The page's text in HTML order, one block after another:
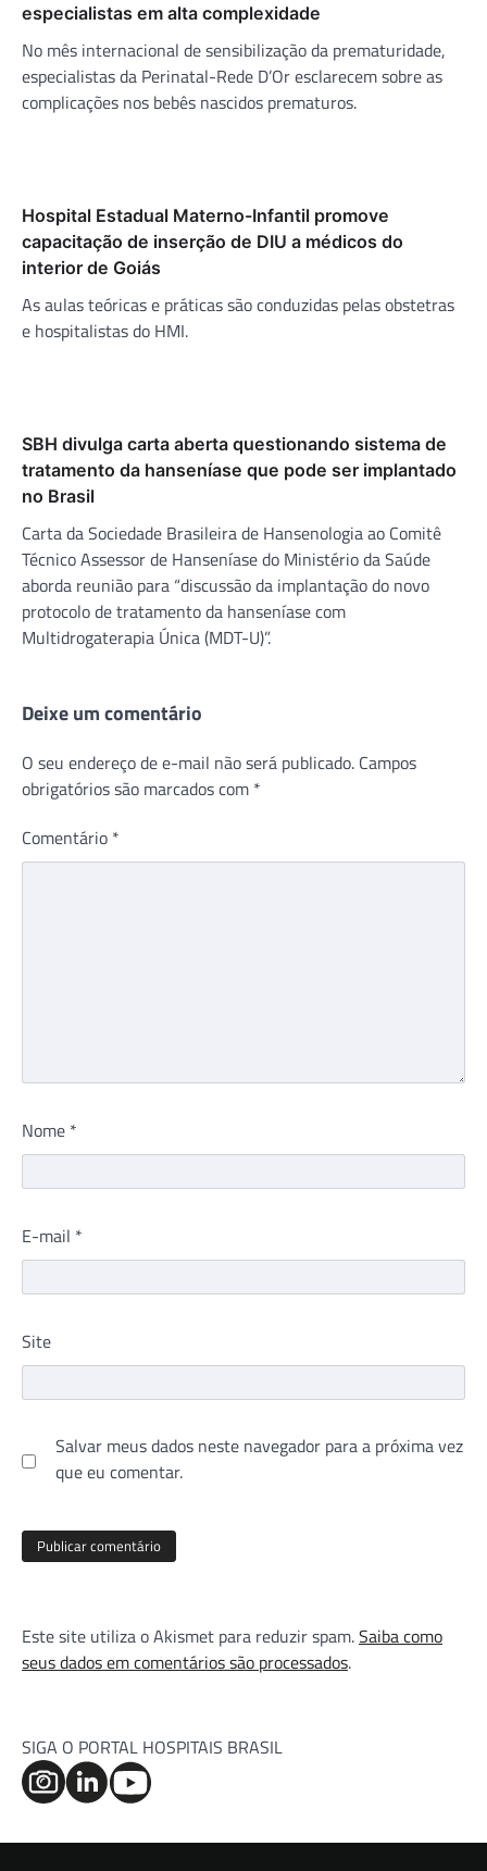
especialistas em alta complexidade
No mês internacional de sensibilização da prematuridade,
especialistas da Perinatal-Rede D’Or esclarecem sobre as
complicações nos bebês nascidos prematuros.
Hospital Estadual Materno-Infantil promove
capacitação de inserção de DIU a médicos do
interior de Goiás
As aulas teóricas e práticas são conduzidas pelas obstetras
e hospitalistas do HMI.
SBH divulga carta aberta questionando sistema de
tratamento da hanseníase que pode ser implantado
no Brasil
Carta da Sociedade Brasileira de Hansenologia ao Comitê
Técnico Assessor de Hanseníase do Ministério da Saúde
aborda reunião para “discussão da implantação do novo
protocolo de tratamento da hanseníase com
Multidrogaterapia Única (MDT-U)”.
Deixe um comentário
O seu endereço de e-mail não será publicado. Campos
obrigatórios são marcados com *
Comentário *
Nome *
E-mail *
Site
Salvar meus dados neste navegador para a próxima vez
que eu comentar.
Este site utiliza o Akismet para reduzir spam.Saiba como
seus dados em comentários são processados.
SIGA O PORTAL HOSPITAIS BRASIL